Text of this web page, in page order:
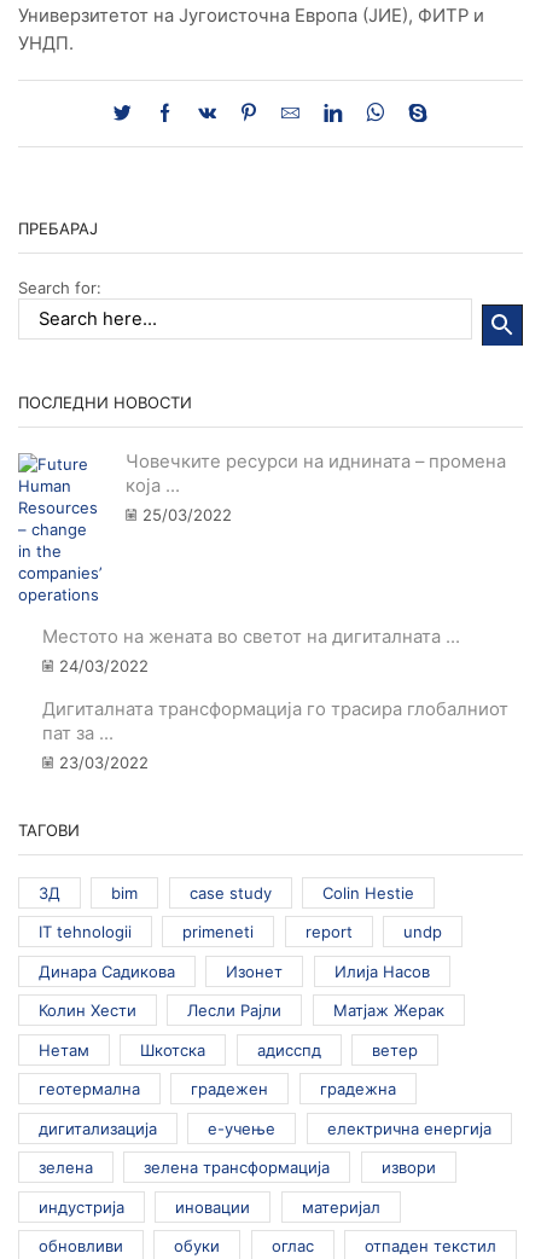
Универзитетот на Југоисточна Европа (ЈИЕ), ФИТР и
УНДП.
ПРЕБАРАЈ
Search for:
ПОСЛЕДНИ НОВОСТИ
Човечките ресурси на иднината – промена
која ...
25/03/2022
Местото на жената во светот на дигиталната ...
24/03/2022
Дигиталната трансформација го трасира глобалниот
пат за ...
23/03/2022
ТАГОВИ
3Д bim case study Colin Hestie
IT tehnologii primeneti report undp
Динара Садикова Изонет Илија Насов
Колин Хести Лесли Рајли Матјаж Жерак
Нетам Шкотска адисспд ветер
геотермална градежен градежна
дигитализација е-учење електрична енергија
зелена зелена трансформација извори
индустрија иновации материјал
обновливи обуки оглас отпаден текстил